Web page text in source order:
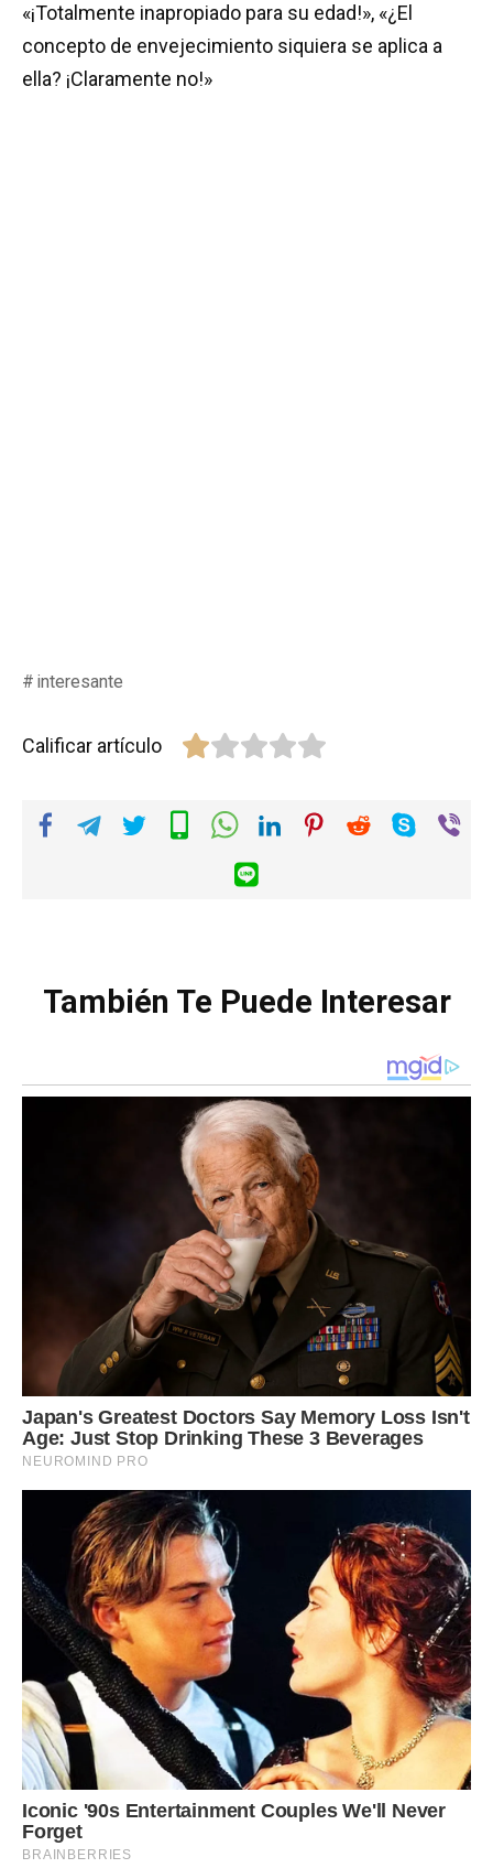
«¡Totalmente inapropiado para su edad!», «¿El
concepto de envejecimiento siquiera se aplica a
ella? ¡Claramente no!»
interesante
Calificar artículo
También Te Puede Interesar